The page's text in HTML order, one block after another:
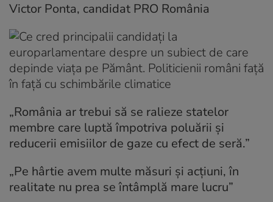
Victor Ponta, candidat PRO România
„România ar trebui să se ralieze statelor
membre care luptă împotriva poluării și
reducerii emisiilor de gaze cu efect de seră.”
„Pe hârtie avem multe măsuri și acțiuni, în
realitate nu prea se întâmplă mare lucru”